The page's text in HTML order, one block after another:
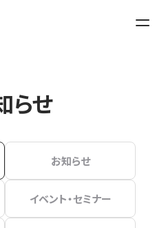
らせ
お知らせ
イベント・セミナー